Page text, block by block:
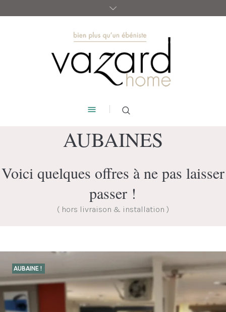
AUBAINES
Voici quelques offres à ne pas laisser
passer !
( hors livraison & installation )
AUBAINE !